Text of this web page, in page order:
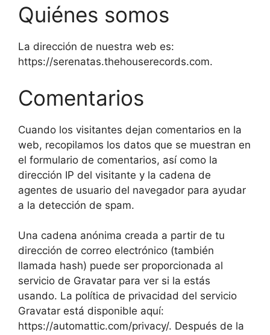
Quiénes somos
La dirección de nuestra web es:
https://serenatas.thehouserecords.com.
Comentarios
Cuando los visitantes dejan comentarios en la
web, recopilamos los datos que se muestran en
el formulario de comentarios, así como la
dirección IP del visitante y la cadena de
agentes de usuario del navegador para ayudar
a la detección de spam.
Una cadena anónima creada a partir de tu
dirección de correo electrónico (también
llamada hash) puede ser proporcionada al
servicio de Gravatar para ver si la estás
usando. La política de privacidad del servicio
Gravatar está disponible aquí:
https://automattic.com/privacy/. Después de la